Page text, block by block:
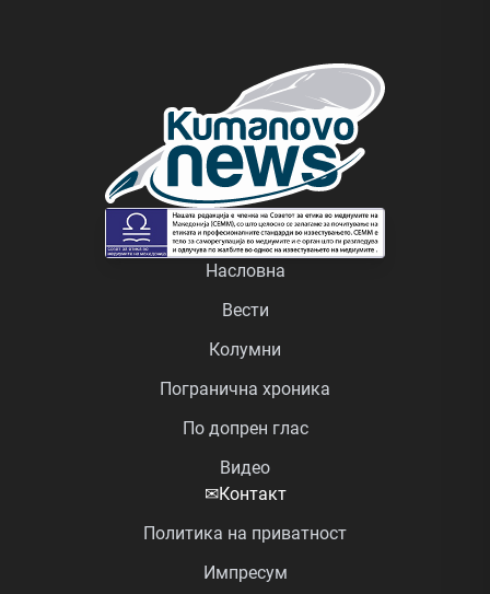
Насловна
Вести
Колумни
Погранична хроника
По допрен глас
Видео
✉Контакт
Политика на приватност
Импресум